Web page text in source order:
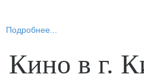
Подробнее...
Кино в г.